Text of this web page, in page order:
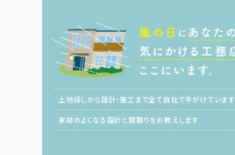
土地探しから設計・施工まで全て自社で手がけています
家相のよくなる設計と間取りをお教えします